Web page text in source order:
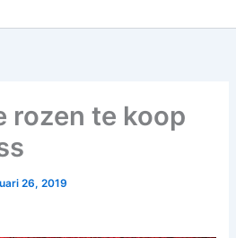
rozen te koop
26, 2019